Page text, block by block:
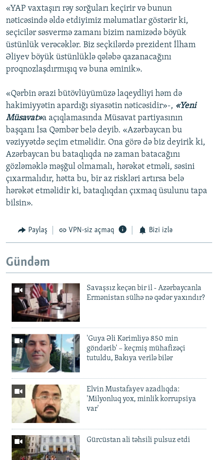
«YAP vaxtaşırı rəy sorğuları keçirir və bunun
nəticəsində əldə etdiyimiz məlumatlar göstərir ki,
seçicilər səsvermə zamanı bizim namizədə böyük
üstünlük verəcəklər. Biz seçkilərdə prezident İlham
Əliyev böyük üstünlüklə qələbə qazanacağını
proqnozlaşdırmışıq və buna əminik».
«Qərbin ərazi bütövlüyümüzə laqeydliyi həm də
hakimiyyətin apardığı siyasətin nəticəsidir»-, «Yeni
Müsavat»a açıqlamasında Müsavat partiyasının
başqanı İsa Qəmbər belə deyib. «Azərbaycan bu
vəziyyətdə seçim etməlidir. Ona görə də biz deyirik ki,
Azərbaycan bu bataqlıqda nə zaman batacağını
gözləməklə məşğul olmamalı, hərəkət etməli, səsini
çıxarmalıdır, hətta bu, bir az riskləri artırsa belə
hərəkət etməlidir ki, bataqlıqdan çıxmaq üsulunu tapa
bilsin».
Paylaş VPN-siz açmaq Bizi izlə
Gündəm
Savaşsız keçən bir il - Azərbaycanla
Ermənistan sülhə nə qədər yaxındır?
'Guya Əli Kərimliyə 850 min
göndərib' – keçmiş mühafizəçi
tutuldu, Bakıya verilə bilər
Elvin Mustafayev azadlıqda:
'Milyonluq yox, minlik korrupsiya
var'
Gürcüstan ali təhsili pulsuz etdi